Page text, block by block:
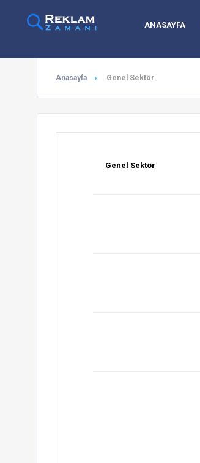
ANASAYFA
Anasayfa Genel Sektör
Genel Sektör